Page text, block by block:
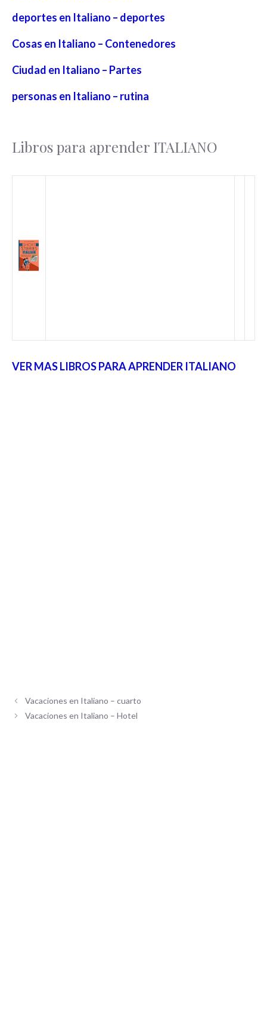
deportes en Italiano – deportes
Cosas en Italiano – Contenedores
Ciudad en Italiano – Partes
personas en Italiano – rutina
Libros para aprender ITALIANO
VER MAS LIBROS PARA APRENDER ITALIANO
Vacaciones en Italiano – cuarto
Vacaciones en Italiano – Hotel